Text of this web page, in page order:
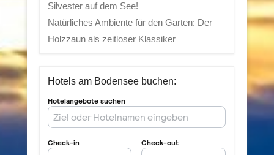
Silvester auf dem See!
Natürliches Ambiente für den Garten: Der
Holzzaun als zeitloser Klassiker
Hotels am Bodensee buchen: